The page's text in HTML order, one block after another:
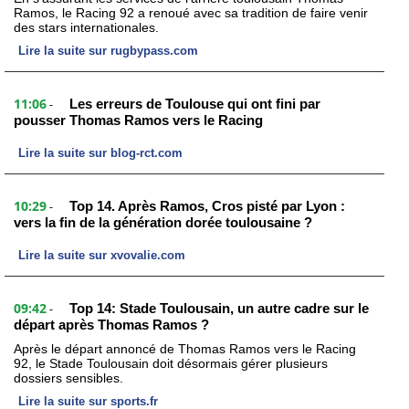
Ramos, le Racing 92 a renoué avec sa tradition de faire venir
des stars internationales.
Lire la suite sur rugbypass.com
11:06 -
Les erreurs de Toulouse qui ont fini par
pousser Thomas Ramos vers le Racing
Lire la suite sur blog-rct.com
10:29 -
Top 14. Après Ramos, Cros pisté par Lyon :
vers la fin de la génération dorée toulousaine ?
Lire la suite sur xvovalie.com
09:42 -
Top 14: Stade Toulousain, un autre cadre sur le
départ après Thomas Ramos ?
Après le départ annoncé de Thomas Ramos vers le Racing
92, le Stade Toulousain doit désormais gérer plusieurs
dossiers sensibles.
Lire la suite sur sports.fr